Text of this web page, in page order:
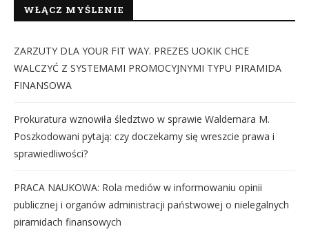
WŁĄCZ MYŚLENIE
ZARZUTY DLA YOUR FIT WAY. PREZES UOKIK CHCE
WALCZYĆ Z SYSTEMAMI PROMOCYJNYMI TYPU PIRAMIDA
FINANSOWA
Prokuratura wznowiła śledztwo w sprawie Waldemara M.
Poszkodowani pytają: czy doczekamy się wreszcie prawa i
sprawiedliwości?
PRACA NAUKOWA: Rola mediów w informowaniu opinii
publicznej i organów administracji państwowej o nielegalnych
piramidach finansowych